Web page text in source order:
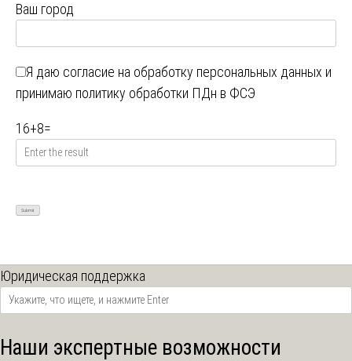
Ваш город
Я даю согласие на обработку персональных данных и
принимаю политику обработки ПДн в ФСЭ
16+8=
Юридическая поддержка
Наши экспертные возможности